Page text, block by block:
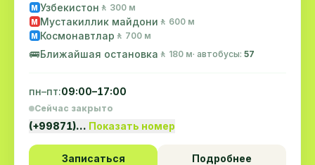
M Узбекистон 🚶 300 м
M Мустакиллик майдони 🚶 600 м
M Космонавтлар 🚶 700 м
🚌Ближайшая остановка 🚶 180 м· автобусы: 57
пн–пт:09:00–17:00
Сейчас закрыто
(+99871)… Показать номер
Записаться Подробнее